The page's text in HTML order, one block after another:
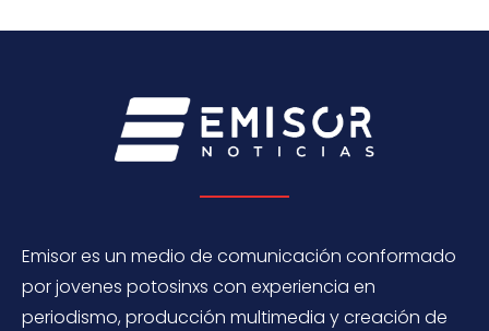
Emisor es un medio de comunicación conformado
por jovenes potosinxs con experiencia en
periodismo, producción multimedia y creación de